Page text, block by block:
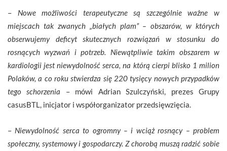
– Nowe możliwości terapeutyczne są szczególnie ważne w
miejscach tak zwanych „białych plam” – obszarów, w których
obserwujemy deficyt skutecznych rozwiązań w stosunku do
rosnących wyzwań i potrzeb. Niewątpliwie takim obszarem w
kardiologii jest niewydolność serca, na którą cierpi blisko 1 milion
Polaków, a co roku stwierdza się 220 tysięcy nowych przypadków
tego schorzenia – mówi Adrian Szulczyński, prezes Grupy
casusBTL, inicjator i współorganizator przedsięwzięcia.
– Niewydolność serca to ogromny – i wciąż rosnący – problem
społeczny, systemowy i gospodarczy. Z chorobą muszą radzić sobie